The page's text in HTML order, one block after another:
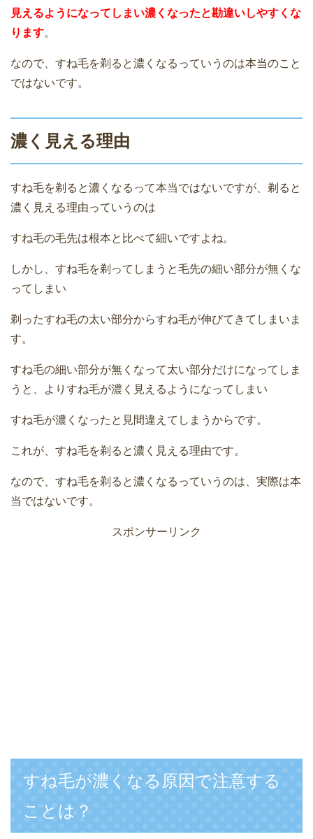
見えるようになってしまい濃くなったと勘違いしやすくな
ります。
なので、すね毛を剃ると濃くなるっていうのは本当のこと
ではないです。
濃く見える理由
すね毛を剃ると濃くなるって本当ではないですが、剃ると
濃く見える理由っていうのは
すね毛の毛先は根本と比べて細いですよね。
しかし、すね毛を剃ってしまうと毛先の細い部分が無くな
ってしまい
剃ったすね毛の太い部分からすね毛が伸びてきてしまいま
す。
すね毛の細い部分が無くなって太い部分だけになってしま
うと、よりすね毛が濃く見えるようになってしまい
すね毛が濃くなったと見間違えてしまうからです。
これが、すね毛を剃ると濃く見える理由です。
なので、すね毛を剃ると濃くなるっていうのは、実際は本
当ではないです。
スポンサーリンク
すね毛が濃くなる原因で注意する
ことは？